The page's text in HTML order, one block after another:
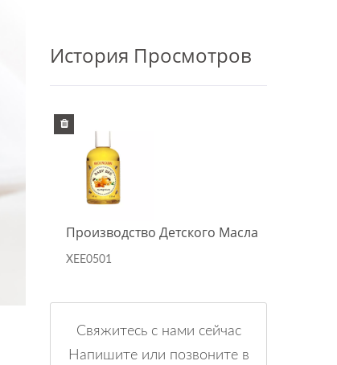
История Просмотров
Производство Детского Масла
XEE0501
Свяжитесь с нами сейчас
Напишите или позвоните в